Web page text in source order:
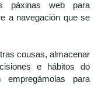
páxinas web para
a navegación que se
cousas, almacenar
e hábitos do
empregámolas para